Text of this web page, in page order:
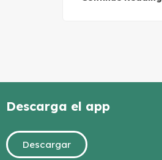
Descarga el app
Descargar